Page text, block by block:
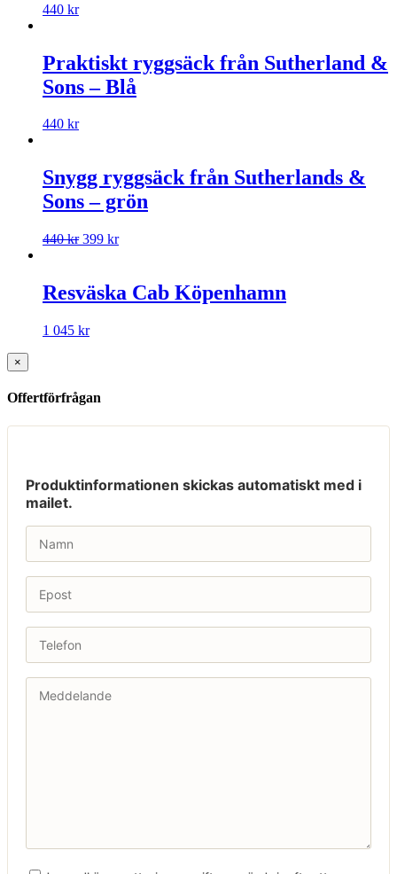
440 kr
Praktiskt ryggsäck från Sutherland &
Sons – Blå
440 kr
Snygg ryggsäck från Sutherlands &
Sons – grön
440kr 399 kr
Resväska Cab Köpenhamn
1 045 kr
×
Offertförfrågan
Produktinformationen skickas automatiskt med i
mailet.